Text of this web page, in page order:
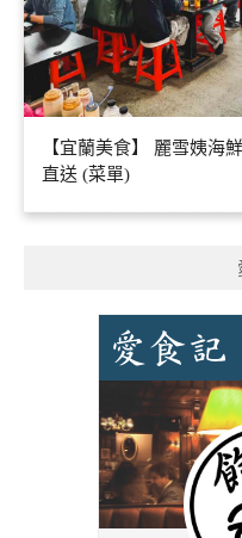
【宜蘭美食】 麗雪姨海
直送 (菜單)